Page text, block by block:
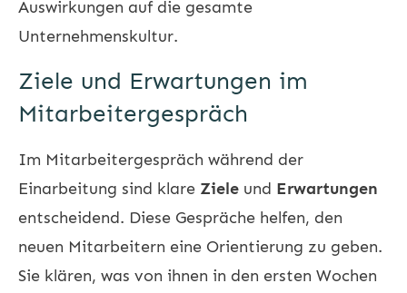
Auswirkungen auf die gesamte
Unternehmenskultur.
Ziele und Erwartungen im
Mitarbeitergespräch
Im Mitarbeitergespräch während der
Einarbeitung sind klare Ziele und Erwartungen
entscheidend. Diese Gespräche helfen, den
neuen Mitarbeitern eine Orientierung zu geben.
Sie klären, was von ihnen in den ersten Wochen